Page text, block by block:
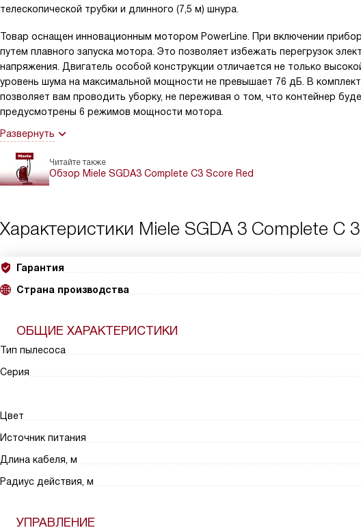
телескопической трубки и длинного (7,5 м) шнура.
Товар оснащен инновационным мотором PowerLine. При включении
путем плавного запуска мотора. Это позволяет избежать перегрузок
напряжения. Двигатель особой конструкции отличается не только
уровень шума на максимальной мощности не превышает 76 дБ. В
позволяет вам проводить уборку, не переживая о том, что контейнер
предусмотрены 6 режимов мощности мотора.
Развернуть
Читайте также
Обзор Miele SGDA3 Complete C3 Score Red
Характеристики Miele SGDA 3 Complete C
Гарантия
Страна производства
ОБЩИЕ ХАРАКТЕРИСТИКИ
Тип пылесоса
Серия
Цвет
Источник питания
Длина кабеля, м
Радиус действия, м
УПРАВЛЕНИЕ